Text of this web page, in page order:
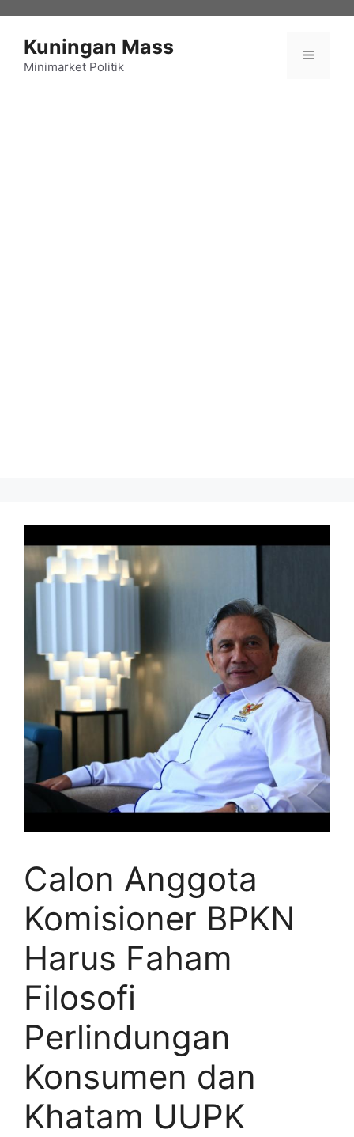
Kuningan Mass
Minimarket Politik
Menu
Calon Anggota
Komisioner BPKN
Harus Faham
Filosofi
Perlindungan
Konsumen dan
Khatam UUPK